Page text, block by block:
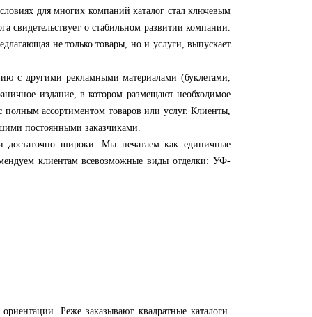
для многих компаний каталог стал ключевым
о стабильном развитии компании.
не только товары, но и услуги, выпускает
другими рекламными материалами (буклетами,
издание, в котором размещают необходимое
ассортиментом товаров или услуг. Клиенты,
постоянными заказчиками.
широки. Мы печатаем как единичные
клиентам всевозможные виды отделки: УФ-
Реже заказывают квадратные каталоги.